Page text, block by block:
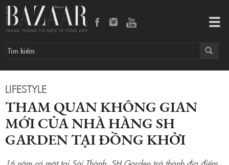
LIFESTYLE
THAM QUAN KHÔNG GIAN
MỚI CỦA NHÀ HÀNG SH
GARDEN TẠI ĐỒNG KHỞI